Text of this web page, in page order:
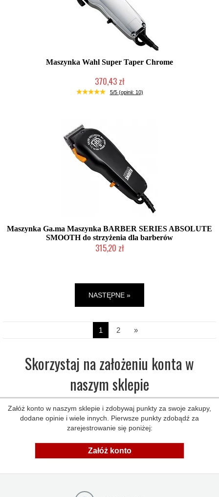
Maszynka Wahl Super Taper Chrome
370,43 zł
Duża ilość (wysyłka w 24h)
5/5 (opinii: 10)
Maszynka Ga.ma Maszynka BARBER SERIES ABSOLUTE
SMOOTH do strzyżenia dla barberów
315,20 zł
NASTĘPNE »
1 2 »
Skorzystaj na założeniu konta w
naszym sklepie
Załóż konto w naszym sklepie i zdobywaj punkty za swoje zakupy,
dodane opinie i wiele innych. Pierwsze punkty zdobądź za
zarejestrowanie się poniżej:
Załóż konto